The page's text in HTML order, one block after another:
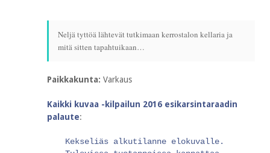
Neljä tyttöä lähtevät tutkimaan kerrostalon kellaria ja
mitä sitten tapahtuikaan…
Paikkakunta: Varkaus
Kaikki kuvaa -kilpailun 2016 esikarsintaraadin
palaute:
Kekseliäs alkutilanne elokuvalle.